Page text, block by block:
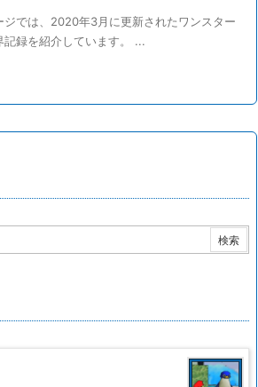
ジでは、2020年3月に更新されたワンスター
記録を紹介しています。 ...